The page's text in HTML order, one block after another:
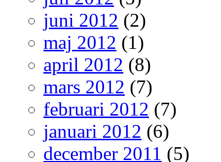
juni 2012 (2)
maj 2012 (1)
april 2012 (8)
mars 2012 (7)
februari 2012 (7)
januari 2012 (6)
december 2011 (5)